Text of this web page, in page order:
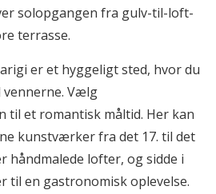
solopgangen fra gulv-til-loft-
terrasse.
er et hyggeligt sted, hvor du
vennerne. Vælg
til et romantisk måltid. Her kan
kunstværker fra det 17. til det
håndmalede lofter, og sidde i
til en gastronomisk oplevelse.